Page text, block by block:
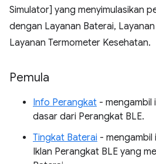
Simulator] yang menyimulasikan
dengan Layanan Baterai,
Layanan Termometer Kesehatan.
Pemula
Info Perangkat - mengambil
dasar dari Perangkat BLE.
Tingkat Baterai -
Iklan Perangkat BLE yang